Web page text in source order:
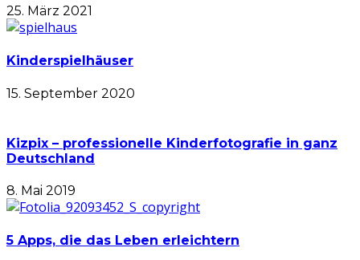
25. März 2021
Kinderspielhäuser
15. September 2020
Kizpix – professionelle Kinderfotografie in ganz
Deutschland
8. Mai 2019
5 Apps, die das Leben erleichtern